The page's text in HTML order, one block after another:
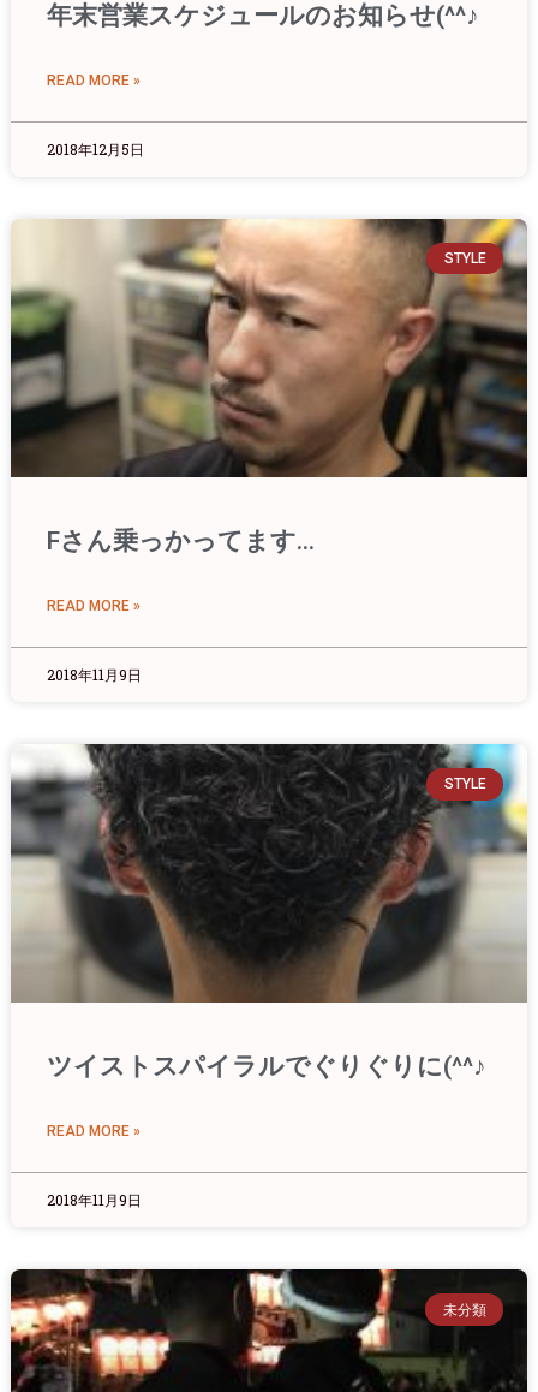
年末営業スケジュールのお知らせ(^^♪
READ MORE »
2018年12月5日
STYLE
Fさん乗っかってます…
READ MORE »
2018年11月9日
STYLE
ツイストスパイラルでぐりぐりに(^^♪
READ MORE »
2018年11月9日
未分類